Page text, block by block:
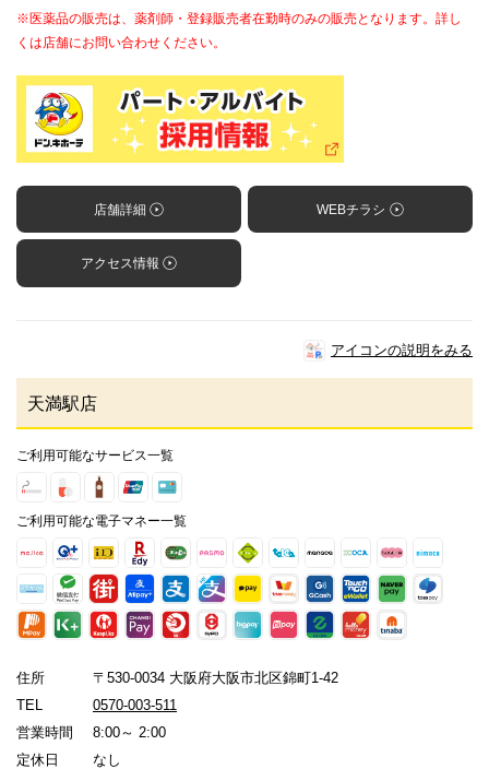
※医薬品の販売は、薬剤師・登録販売者在勤時のみの販売となります。詳し
くは店舗にお問い合わせください。
店舗詳細 WEBチラシ
アクセス情報
アイコンの説明をみる
天満駅店
ご利用可能なサービス一覧
ご利用可能な電子マネー一覧
住所
〒530-0034 大阪府大阪市北区錦町1-42
TEL
0570-003-511
営業時間
8:00～ 2:00
定休日
なし